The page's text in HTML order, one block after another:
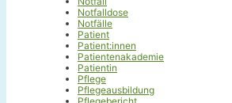
Notfalldose
Notfälle
Patient
Patient:innen
Patientenakademie
Patientin
Pflege
Pflegeausbildung